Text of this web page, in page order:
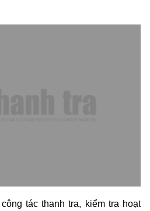
tác thanh tra, kiểm tra hoạt